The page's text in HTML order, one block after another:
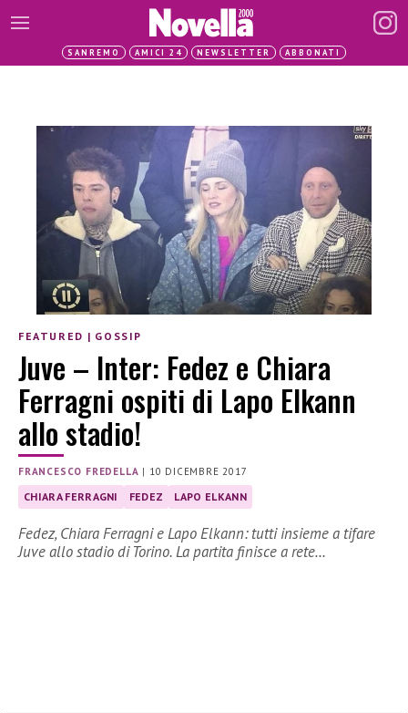
SANREMO AMICI 24 NEWSLETTER ABBONATI
FEATURED | GOSSIP
Juve – Inter: Fedez e Chiara
Ferragni ospiti di Lapo Elkann
allo stadio!
FRANCESCO FREDELLA | 10 DICEMBRE 2017
CHIARA FERRAGNI FEDEZ LAPO ELKANN
Fedez, Chiara Ferragni e Lapo Elkann: tutti insieme a tifare
Juve allo stadio di Torino. La partita finisce a rete…